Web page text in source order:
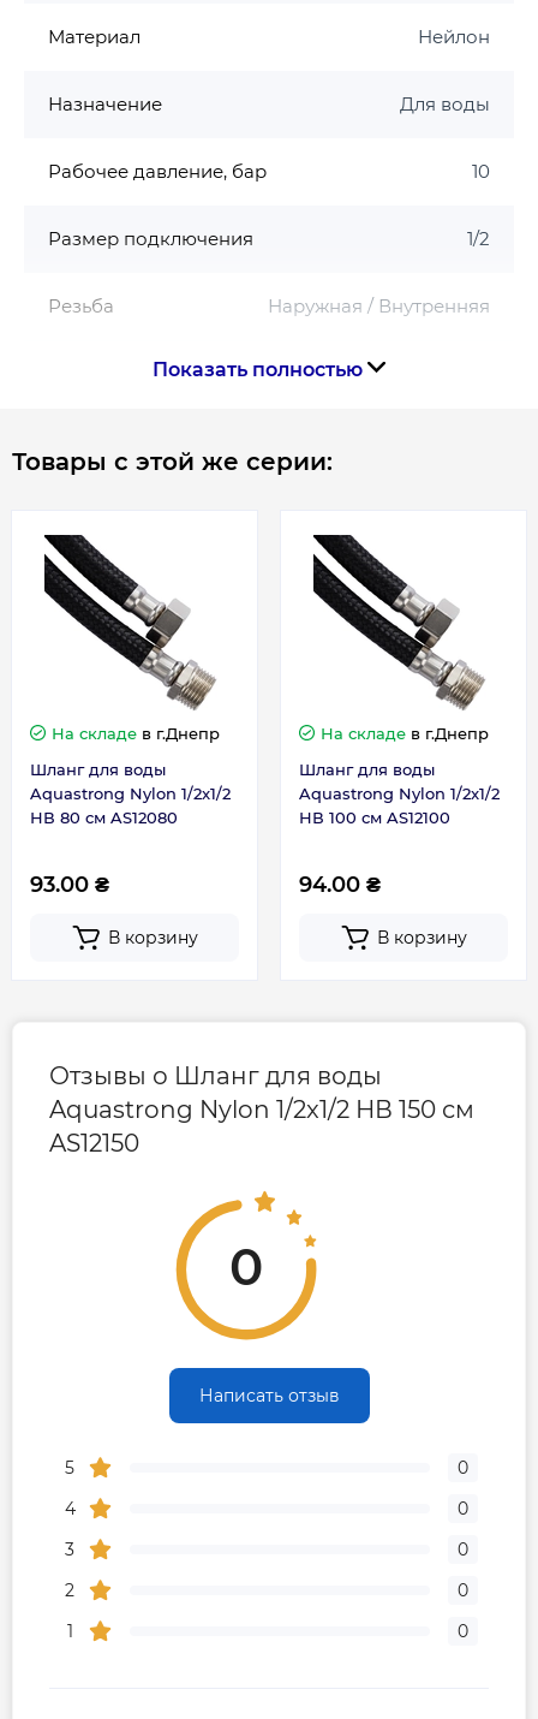
Технические характеристики шланга
Гайка накидная: никелированная латунь
Прокладка: конусная силиконовая, толщина 5
Втулка: латунь CW617N
Гильза обжимная: нержавеющая сталь SUS 304
Максимальная температура: 95°C
Материал Нейлон
Назначение Для воды
Рабочее давление, бар 10
Размер подключения 1/2
Резьба Наружная / Внутренняя
Страна производства
Габариты, размеры, вес
Показать полностью
Товары с этой же серии:
На складе в г.Днепр
Шланг для воды
Aquastrong Nylon 1/2x1/2
НВ 80 см AS12080
93.00 ₴
В корзину
На складе в г.Днепр
Шланг для воды
Aquastrong Nylon 1/2x1/2
НВ 100 см AS12100
94.00 ₴
В корзину
Отзывы о Шланг для воды
Aquastrong Nylon 1/2x1/2 НВ 150 см
AS12150
0
Написать отзыв
5
0
4
0
3
0
2
0
1
0